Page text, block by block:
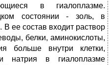
в гиалоплазме.
состоянии - золь, в
В ее состав входит раствор
белки, аминокислоты,
больше внутри клетки,
натрия в гиалоплазме